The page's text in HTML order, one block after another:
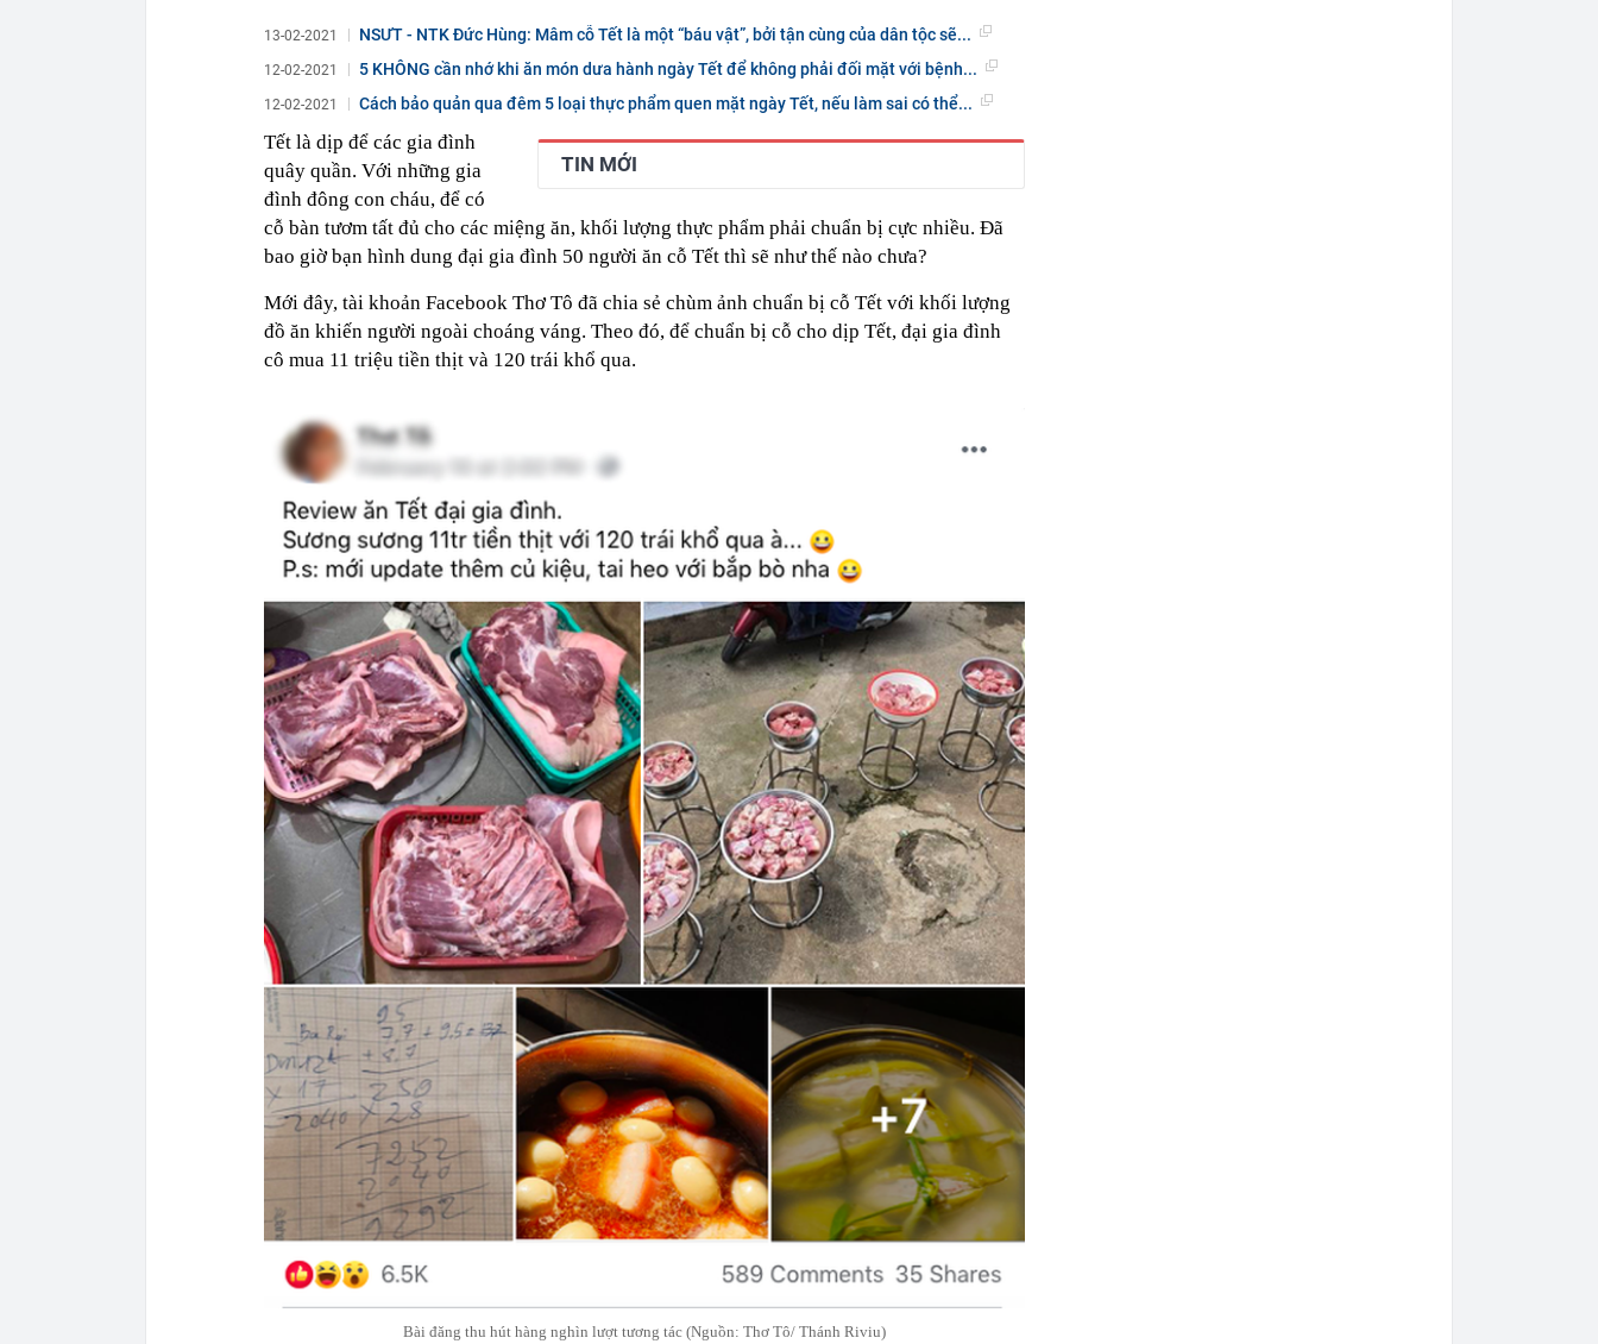
13-02-2021 NSƯT - NTK Đức Hùng: Mâm cỗ Tết là một “báu vật”, bởi tận cùng của dân tộc sẽ...
12-02-2021 5 KHÔNG cần nhớ khi ăn món dưa hành ngày Tết để không phải đối mặt với bệnh...
12-02-2021 Cách bảo quản qua đêm 5 loại thực phẩm quen mặt ngày Tết, nếu làm sai có thể...
TIN MỚI
Tết là dịp để các gia đình
quây quần. Với những gia
đình đông con cháu, để có
cỗ bàn tươm tất đủ cho các miệng ăn, khối lượng thực phẩm phải chuẩn bị cực nhiều. Đã
bao giờ bạn hình dung đại gia đình 50 người ăn cỗ Tết thì sẽ như thế nào chưa?
Mới đây, tài khoản Facebook Thơ Tô đã chia sẻ chùm ảnh chuẩn bị cỗ Tết với khối lượng
đồ ăn khiến người ngoài choáng váng. Theo đó, để chuẩn bị cỗ cho dịp Tết, đại gia đình
cô mua 11 triệu tiền thịt và 120 trái khổ qua.
Bài đăng thu hút hàng nghìn lượt tương tác (Nguồn: Thơ Tô/ Thánh Riviu)